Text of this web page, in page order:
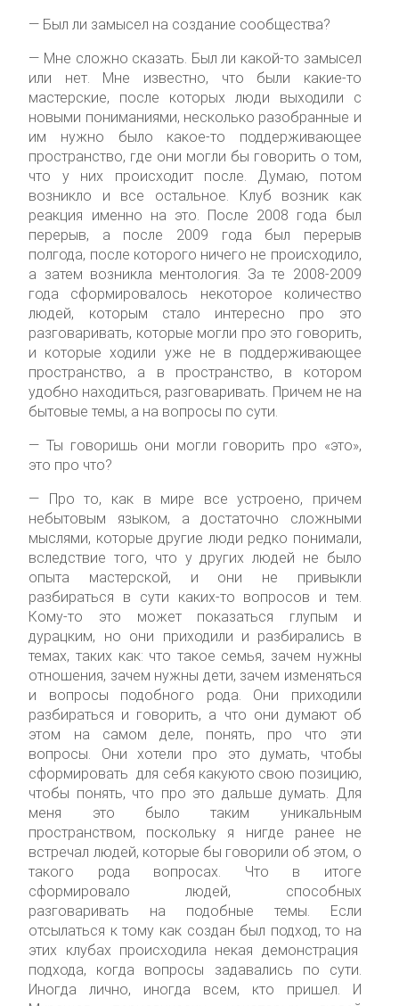
— Был ли замысел на создание сообщества?
— Мне сложно сказать. Был ли какой-то замысел
или нет. Мне известно, что были какие-то
мастерские, после которых люди выходили с
новыми пониманиями, несколько разобранные и
им нужно было какое-то поддерживающее
пространство, где они могли бы говорить о том,
что у них происходит после. Думаю, потом
возникло и все остальное. Клуб возник как
реакция именно на это. После 2008 года был
перерыв, а после 2009 года был перерыв
полгода, после которого ничего не происходило,
а затем возникла ментология. За те 2008-2009
года сформировалось некоторое количество
людей, которым стало интересно про это
разговаривать, которые могли про это говорить,
и которые ходили уже не в поддерживающее
пространство, а в пространство, в котором
удобно находиться, разговаривать. Причем не на
бытовые темы, а на вопросы по сути.
— Ты говоришь они могли говорить про «это»,
это про что?
— Про то, как в мире все устроено, причем
небытовым языком, а достаточно сложными
мыслями, которые другие люди редко понимали,
вследствие того, что у других людей не было
опыта мастерской, и они не привыкли
разбираться в сути каких-то вопросов и тем.
Кому-то это может показаться глупым и
дурацким, но они приходили и разбирались в
темах, таких как: что такое семья, зачем нужны
отношения, зачем нужны дети, зачем изменяться
и вопросы подобного рода. Они приходили
разбираться и говорить, а что они думают об
этом на самом деле, понять, про что эти
вопросы. Они хотели про это думать, чтобы
сформировать для себя какуюто свою позицию,
чтобы понять, что про это дальше думать. Для
меня это было таким уникальным
пространством, поскольку я нигде ранее не
встречал людей, которые бы говорили об этом, о
такого рода вопросах. Что в итоге
сформировало людей, способных
разговаривать на подобные темы. Если
отсылаться к тому как создан был подход, то на
этих клубах происходила некая демонстрация
подхода, когда вопросы задавались по сути.
Иногда лично, иногда всем, кто пришел. И